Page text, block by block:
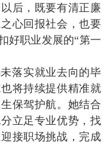
后，既要有清正廉
心回报社会，也要
好职业发展的“第一
落实就业去向的毕
将持续提供精准就
保驾护航。她结合
立足专业优势，找
接职场挑战，完成